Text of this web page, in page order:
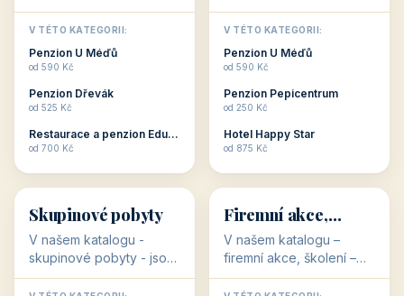
jsou pro Vás připraveny
objekty, které svojí
stavbou, polohou anebo
zaměřením nabízí
Romantické ...
V TÉTO KATEGORII:
Penzion U Méďů
od 590 Kč
Penzion Dřevák
od 525 Kč
Restaurace a penzion Eduard
od 700 Kč
jsou pro Vás připraveny
objekty, které jsou na
milovníky cykloturistiky
připraveny. Většinou mají
V TÉTO KATEGORII:
Penzion U Méďů
od 590 Kč
Penzion Pepicentrum
od 250 Kč
Hotel Happy Star
od 875 Kč
👥
👥
32 objektů
Skupinové pobyty
V našem katalogu -
skupinové pobyty - jsou
pro Vás připraveny
💼
💼
31 objektů
Firemní akce,
školení
V našem katalogu –
firemní akce, školení –
jsou pro Vás připraveny